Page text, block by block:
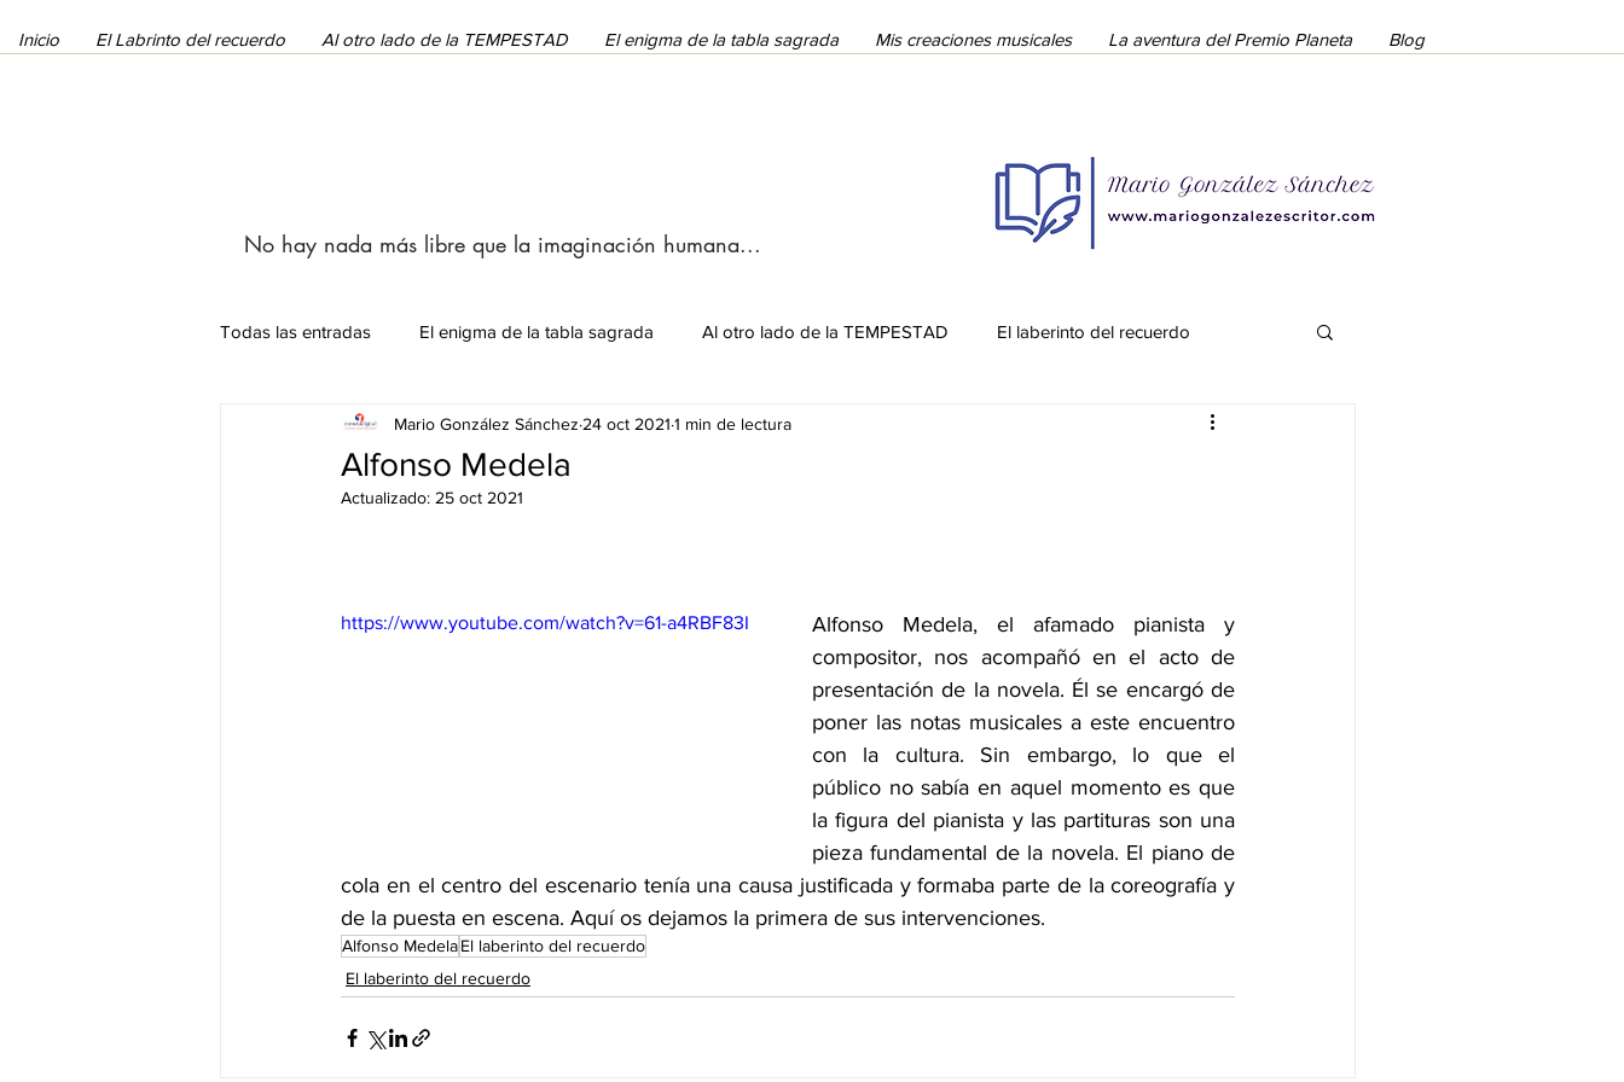
Inicio El Labrinto del recuerdo Al otro lado de la TEMPESTAD El enigma de la tabla sagrada Mis creaciones musicales La aventura del Premio Planeta Blog
No hay nada más libre que la imaginación humana...
Todas las entradas El enigma de la tabla sagrada Al otro lado de la TEMPESTAD El laberinto del recuerdo
Artículos
Alfonso Medela
Mario González Sánchez 24 oct 2021 1 min de lectura
Actualizado: 25 oct 2021
https://www.youtube.com/watch?v=61-a4RBF83I
Alfonso Medela, el afamado pianista y
compositor, nos acompañó en el acto de
presentación de la novela. Él se encargó de
poner las notas musicales a este encuentro
con la cultura. Sin embargo, lo que el
público no sabía en aquel momento es que
la figura del pianista y las partituras son una
pieza fundamental de la novela. El piano de
cola en el centro del escenario tenía una causa justificada y formaba parte de la coreografía y
de la puesta en escena. Aquí os dejamos la primera de sus intervenciones.
Alfonso MedelaEl laberinto del recuerdo
El laberinto del recuerdo